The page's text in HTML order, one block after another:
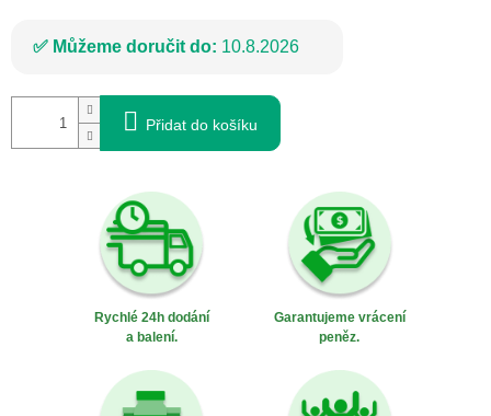
Můžeme doručit do: 10.8.2026
Přidat do košíku
Rychlé 24h dodání
a balení.
Garantujeme vrácení
peněz.